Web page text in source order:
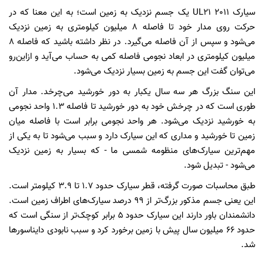
سیارک 2011 UL21 یک جسم نزدیک به زمین است؛ به این معنا که در
حرکت روی مدار خود تا فاصله ۸ میلیون کیلومتری به زمین نزدیک
می‌شود و سپس از آن فاصله می‌گیرد. در نظر داشته باشید که فاصله ۸
میلیون کیلومتری در ابعاد نجومی فاصله کمی به حساب می‌آید و ازاین‌رو
می‌توان گفت این جسم به زمین بسیار نزدیک می‌شود.
این سنگ بزرگ هر سه سال یکبار به دور خورشید می‌چرخد. مدار آن
طوری است که در چرخش خود به دور خورشید تا فاصله ۱.۳ واحد نجومی
به خورشید نزدیک می‌شود. هر واحد نجومی برابر است با فاصله میان
زمین تا خورشید و مداری که این سیارک دارد و سبب می‌شود تا به یکی از
مهم‌ترین سیارک‌های منظومه شمسی ما - که بسیار به زمین نزدیک
می‌شود - تبدیل شود.
طبق محاسبات صورت گرفته، قطر سیارک حدود ۱.۷ تا ۳.۹ کیلومتر است.
این یعنی جسم مذکور بزرگ‌تر از ۹۹ درصد سیارک‌های اطراف زمین است.
دانشمندان باور دارند این سیارک حدود ۵ برابر کوچک‌تر از سنگی است که
حدود ۶۶ میلیون سال پیش با زمین برخورد کرد و سبب نابودی دایناسورها
شد.